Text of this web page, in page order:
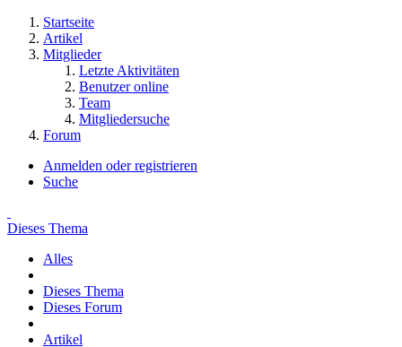
Startseite
Artikel
Mitglieder
Letzte Aktivitäten
Benutzer online
Team
Mitgliedersuche
Forum
Anmelden oder registrieren
Suche
Dieses Thema
Alles
Dieses Thema
Dieses Forum
Artikel